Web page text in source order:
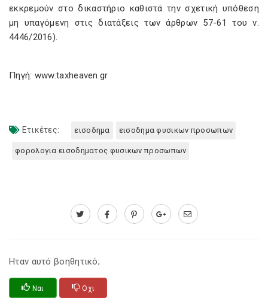
εκκρεμούν στο δικαστήριο καθιστά την σχετική υπόθεση
μη υπαγόμενη στις διατάξεις των άρθρων 57-61 του ν.
4446/2016).
Πηγή: www.taxheaven.gr
Ετικέτες: εισοδημα εισοδημα φυσικων προσωπων
φορολογια εισοδηματος φυσικων προσωπων
Ηταν αυτό βοηθητικό;
Ναι Οχι